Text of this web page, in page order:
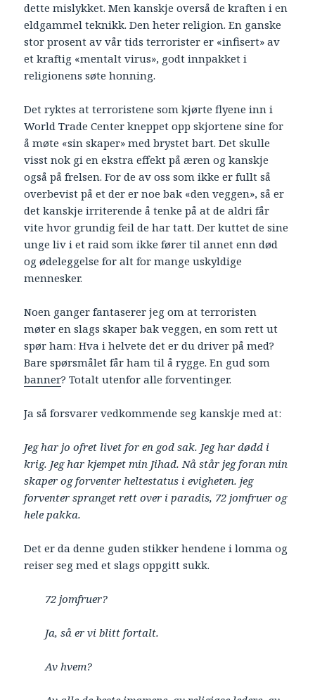
dette mislykket. Men kanskje overså de kraften i en
eldgammel teknikk. Den heter religion. En ganske
stor prosent av vår tids terrorister er «infisert» av
et kraftig «mentalt virus», godt innpakket i
religionens søte honning.
Det ryktes at terroristene som kjørte flyene inn i
World Trade Center kneppet opp skjortene sine for
å møte «sin skaper» med brystet bart. Det skulle
visst nok gi en ekstra effekt på æren og kanskje
også på frelsen. For de av oss som ikke er fullt så
overbevist på et der er noe bak «den veggen», så er
det kanskje irriterende å tenke på at de aldri får
vite hvor grundig feil de har tatt. Der kuttet de sine
unge liv i et raid som ikke fører til annet enn død
og ødeleggelse for alt for mange uskyldige
mennesker.
Noen ganger fantaserer jeg om at terroristen
møter en slags skaper bak veggen, en som rett ut
spør ham: Hva i helvete det er du driver på med?
Bare spørsmålet får ham til å rygge. En gud som
banner? Totalt utenfor alle forventinger.
Ja så forsvarer vedkommende seg kanskje med at:
Jeg har jo ofret livet for en god sak. Jeg har dødd i
krig. Jeg har kjempet min Jihad. Nå står jeg foran min
skaper og forventer heltestatus i evigheten. jeg
forventer spranget rett over i paradis, 72 jomfruer og
hele pakka.
Det er da denne guden stikker hendene i lomma og
reiser seg med et slags oppgitt sukk.
72 jomfruer?
Ja, så er vi blitt fortalt.
Av hvem?